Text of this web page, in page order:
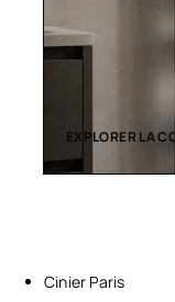
EXPLORER LA
Cinier Paris